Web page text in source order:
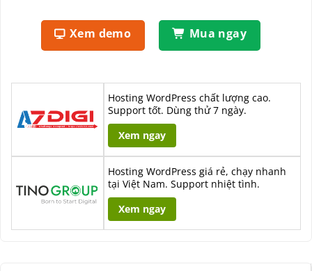
là:
1.200.000 ₫.
tại
là:
Xem demo Mua ngay
Hosting WordPress chất lượng cao.
Support tốt. Dùng thử 7 ngày.
Xem ngay
Hosting WordPress giá rẻ, chạy nhanh
tại Việt Nam. Support nhiệt tình.
Xem ngay